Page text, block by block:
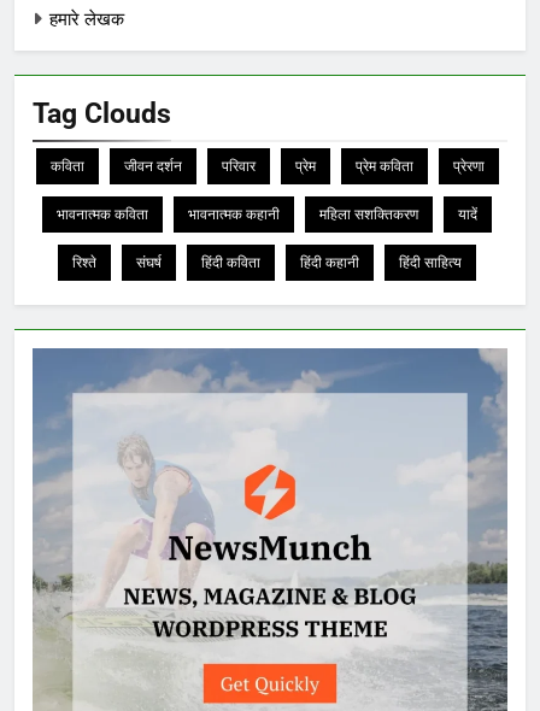
हमारे लेखक
Tag Clouds
कविता जीवन दर्शन परिवार प्रेम प्रेम कविता प्रेरणा
भावनात्मक कविता भावनात्मक कहानी महिला सशक्तिकरण यादें
रिश्ते संघर्ष हिंदी कविता हिंदी कहानी हिंदी साहित्य